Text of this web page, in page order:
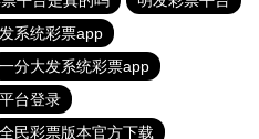
系统彩票app
一分大发系统彩票app
台登录
全民彩票版本官方下载